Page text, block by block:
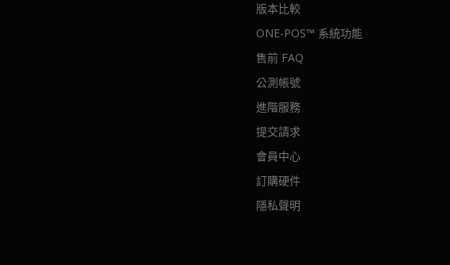
版本比較
ONE-POS™ 系統功能
售前 FAQ
公測帳號
進階服務
提交請求
會員中心
訂購硬件
隱私聲明